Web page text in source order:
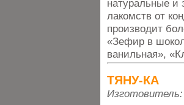
натуральные и
лакомств от
производит
«Зефир в
ванильная»,
ТЯНУ-КА